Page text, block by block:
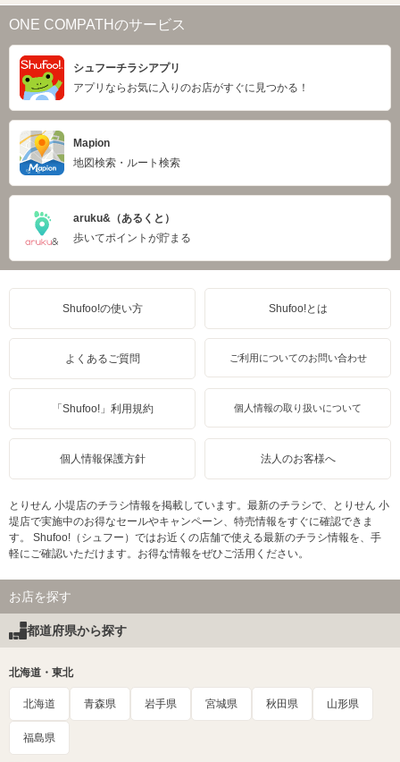
ONE COMPATHのサービス
シュフーチラシアプリ
アプリならお気に入りのお店がすぐに見つかる！
Mapion
地図検索・ルート検索
aruku&（あるくと）
歩いてポイントが貯まる
Shufoo!の使い方 Shufoo!とは
よくあるご質問 ご利用についてのお問い合わせ
「Shufoo!」利用規約 個人情報の取り扱いについて
個人情報保護方針 法人のお客様へ
とりせん 小堤店のチラシ情報を掲載しています。最新のチラシで、とりせん 小
堤店で実施中のお得なセールやキャンペーン、特売情報をすぐに確認できま
す。 Shufoo!（シュフー）ではお近くの店舗で使える最新のチラシ情報を、手
軽にご確認いただけます。お得な情報をぜひご活用ください。
お店を探す
都道府県から探す
北海道・東北
北海道 青森県 岩手県 宮城県 秋田県 山形県
福島県